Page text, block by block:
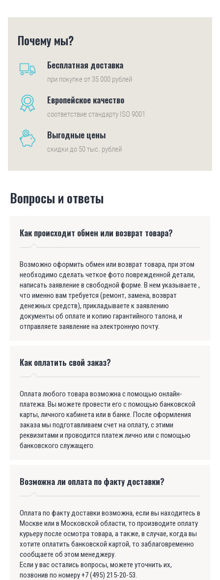
Почему мы?
Бесплатная доставка
при покупке от 35 000 рублей
Европейское качество
соответствие стандарту ISO 9001
Выгодные цены
скидки до 50 тыс. рублей
Вопросы и ответы
Как происходит обмен или возврат товара?
Возможно оформить обмен или возврат товара, при этом
необходимо сделать четкое фото поврежденной детали,
написать заявление в свободной форме. В нем указываете ,
что именно вам требуется (ремонт, замена, возврат
денежных средств), прикладываете к заявлению
документы об оплате и копию гарантийного талона, и
отправляете заявление на электронную почту.
Как оплатить свой заказ?
Оплата любого товара возможна с помощью онлайн-
платежа. Вы можете провести его с помощью банковской
карты, личного кабинета или в банке. После оформления
заказа мы подготавливаем счет на оплату, с этими
реквизитами и проводится платеж лично или с помощью
банковского служащего.
Возможна ли оплата по факту доставки?
Оплата по факту доставки возможна, если вы находитесь в
Москве или в Московской области, то производите оплату
курьеру после осмотра товара, а также, в случае, когда вы
хотите оплатить банковской картой, то заблаговременно
сообщаете об этом менеджеру.
Если у вас остались вопросы, можете уточнить их,
позвонив по номеру +7 (495) 215-20-53.